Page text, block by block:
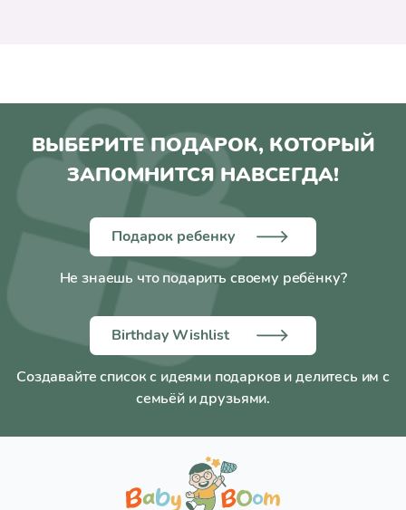
ВЫБЕРИТЕ ПОДАРОК, КОТОРЫЙ
ЗАПОМНИТСЯ НАВСЕГДА!
Подарок ребенку
Не знаешь что подарить своему ребёнку?
Birthday Wishlist
Создавайте список с идеями подарков и делитесь им с
семьёй и друзьями.